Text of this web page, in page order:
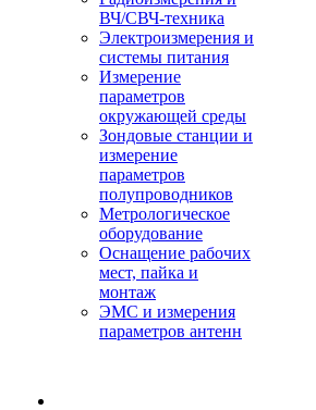
ВЧ/СВЧ-техника
Электроизмерения и
системы питания
Измерение
параметров
окружающей среды
Зондовые станции и
измерение
параметров
полупроводников
Метрологическое
оборудование
Оснащение рабочих
мест, пайка и
монтаж
ЭМС и измерения
параметров антенн